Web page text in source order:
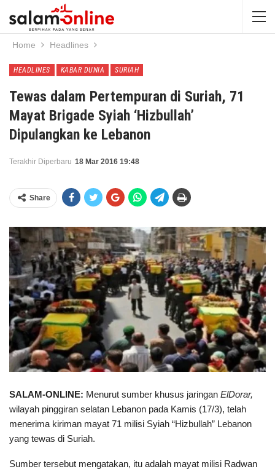
Home Headlines
HEADLINES KABAR DUNIA SURIAH
Tewas dalam Pertempuran di Suriah, 71
Mayat Brigade Syiah ‘Hizbullah’
Dipulangkan ke Lebanon
Terakhir Diperbaru 18 Mar 2016 19:48
Share
SALAM-ONLINE: Menurut sumber khusus jaringan ElDorar,
wilayah pinggiran selatan Lebanon pada Kamis (17/3), telah
menerima kiriman mayat 71 milisi Syiah “Hizbullah” Lebanon
yang tewas di Suriah.
Sumber tersebut mengatakan, itu adalah mayat milisi Radwan